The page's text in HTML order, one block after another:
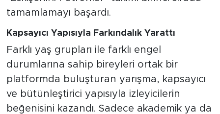
"Eskişehirli Patronlar" takımı birinci sırada
Kapsayıcı Yapısıyla Farkındalık Yarattı
Farklı yaş grupları ile farklı engel
durumlarına sahip bireyleri ortak bir
platformda buluşturan yarışma, kapsayıcı
ve bütünleştirici yapısıyla izleyicilerin